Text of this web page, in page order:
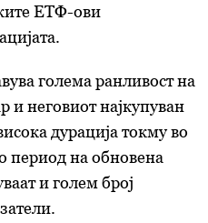
ЕТФ-ови
голема ранливост на
и неговиот најкупуван
дурација токму во
период на обновена
и голем број